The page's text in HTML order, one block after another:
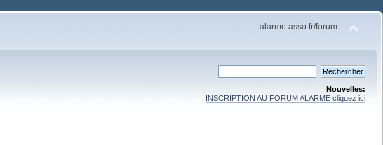
alarme.asso.fr/forum
Nouvelles:
INSCRIPTION AU FORUM ALARME cliquez ici